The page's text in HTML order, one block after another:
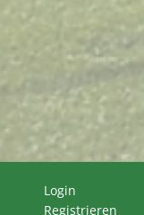
Login
Registrieren